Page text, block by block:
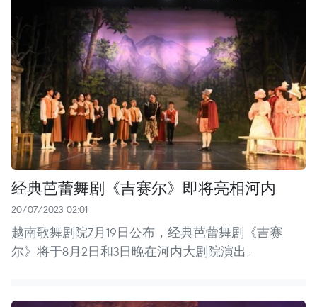
经典芭蕾舞剧《吉赛尔》即将亮相河内
20/07/2023 02:01
越南歌舞剧院7月19日公布，经典芭蕾舞剧《吉赛
尔》将于8月2日和3日晚在河内大剧院演出。